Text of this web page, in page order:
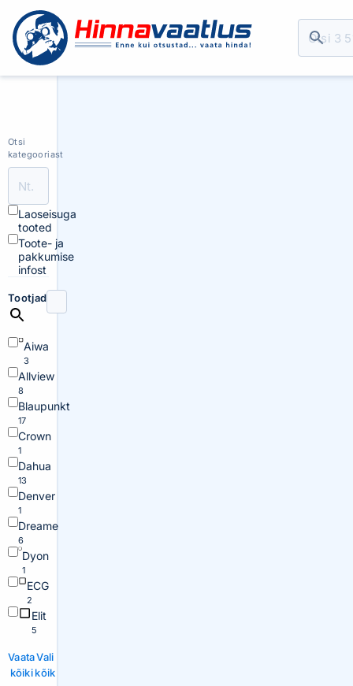
Otsi
kategooriast
Laoseisuga
tooted
Toote- ja
pakkumise
infost
Tootjad
Aiwa
3
Allview
8
Blaupunkt
17
Crown
1
Dahua
13
Denver
1
Dreame
6
Dyon
1
ECG
2
Elit
5
Vaata
kõiki
Vali
kõik